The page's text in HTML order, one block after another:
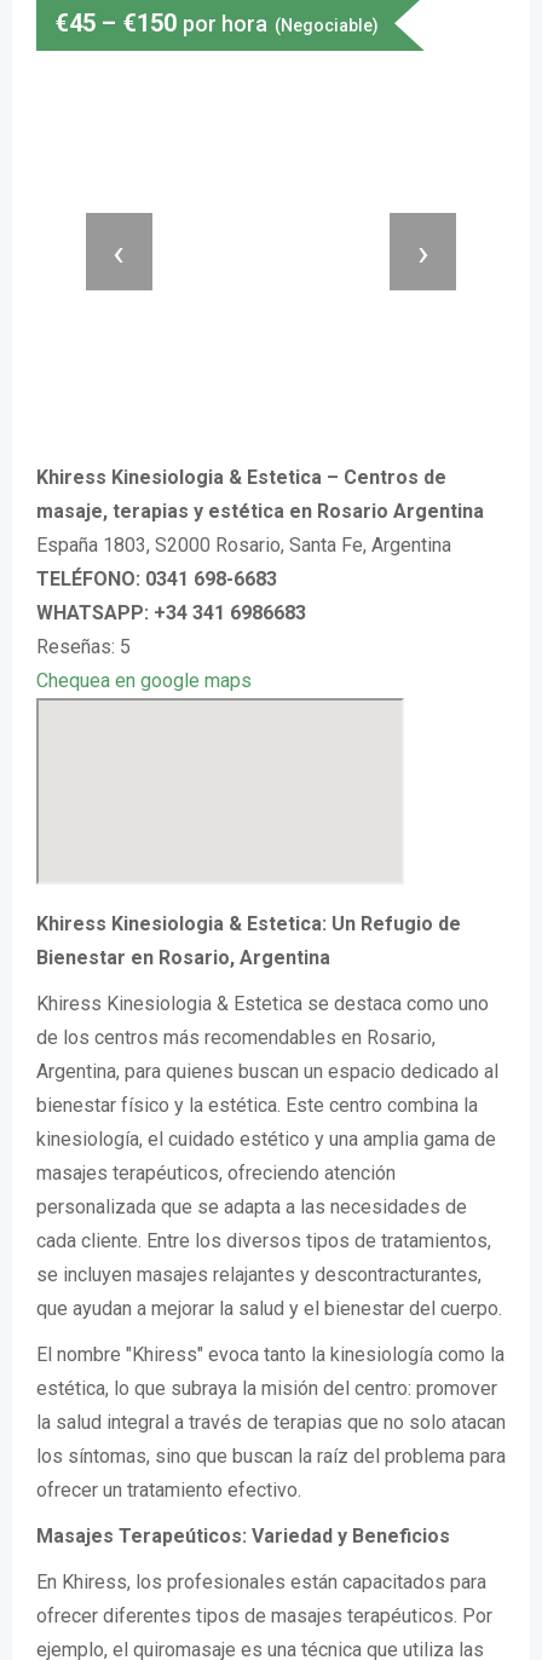
€45 – €150 por hora (Negociable)
‹ ›
Khiress Kinesiologia & Estetica – Centros de
masaje, terapias y estética en Rosario Argentina
España 1803, S2000 Rosario, Santa Fe, Argentina
TELÉFONO: 0341 698-6683
WHATSAPP: +34 341 6986683
Reseñas: 5
Chequea en google maps
Khiress Kinesiologia & Estetica: Un Refugio de
Bienestar en Rosario, Argentina
Khiress Kinesiologia & Estetica se destaca como uno
de los centros más recomendables en Rosario,
Argentina, para quienes buscan un espacio dedicado al
bienestar físico y la estética. Este centro combina la
kinesiología, el cuidado estético y una amplia gama de
masajes terapéuticos, ofreciendo atención
personalizada que se adapta a las necesidades de
cada cliente. Entre los diversos tipos de tratamientos,
se incluyen masajes relajantes y descontracturantes,
que ayudan a mejorar la salud y el bienestar del cuerpo.
El nombre "Khiress" evoca tanto la kinesiología como la
estética, lo que subraya la misión del centro: promover
la salud integral a través de terapias que no solo atacan
los síntomas, sino que buscan la raíz del problema para
ofrecer un tratamiento efectivo.
Masajes Terapeúticos: Variedad y Beneficios
En Khiress, los profesionales están capacitados para
ofrecer diferentes tipos de masajes terapéuticos. Por
ejemplo, el quiromasaje es una técnica que utiliza las